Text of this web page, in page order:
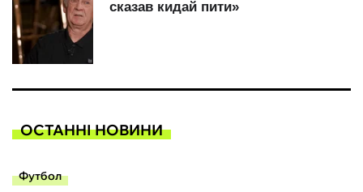
ОСТАННІ НОВИНИ
Футбол